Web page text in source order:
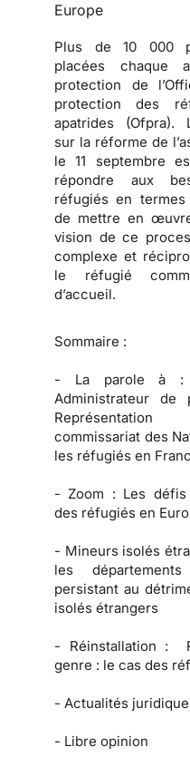
Europe
Plus de 10 000
placées chaque
protection de
protection des
apatrides (Ofpra).
sur la réforme de
le 11 septembre
répondre aux
réfugiés en termes
de mettre en
vision de ce
complexe et
le réfugié
d’accueil.
Sommaire :
- La parole à :
Administrateur
commissariat des
les réfugiés en
- Zoom : Les défis
des réfugiés en
- Mineurs isolés
les
persistant au
isolés étrangers
- Réinstallation :
genre : le cas des
- Actualités
- Libre opinion